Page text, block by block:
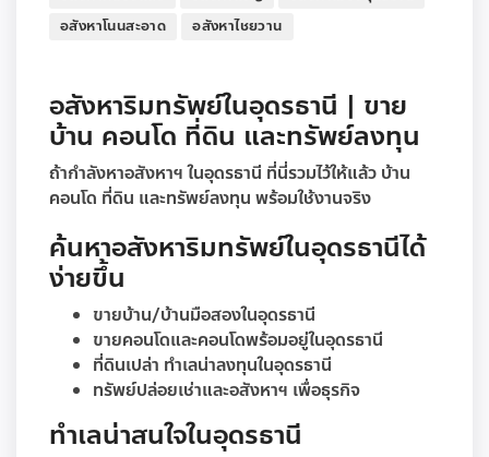
อสังหาโนนสะอาด
อสังหาไชยวาน
อสังหาริมทรัพย์ในอุดรธานี | ขาย
บ้าน คอนโด ที่ดิน และทรัพย์ลงทุน
ถ้ากำลังหาอสังหาฯ ในอุดรธานี ที่นี่รวมไว้ให้แล้ว บ้าน
คอนโด ที่ดิน และทรัพย์ลงทุน พร้อมใช้งานจริง
ค้นหาอสังหาริมทรัพย์ในอุดรธานีได้
ง่ายขึ้น
ขายบ้าน/บ้านมือสองในอุดรธานี
ขายคอนโดและคอนโดพร้อมอยู่ในอุดรธานี
ที่ดินเปล่า ทำเลน่าลงทุนในอุดรธานี
ทรัพย์ปล่อยเช่าและอสังหาฯ เพื่อธุรกิจ
ทำเลน่าสนใจในอุดรธานี